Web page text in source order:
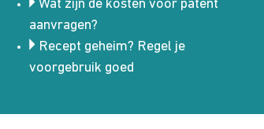
Wat zijn de kosten voor patent
aanvragen?
Recept geheim? Regel je
voorgebruik goed